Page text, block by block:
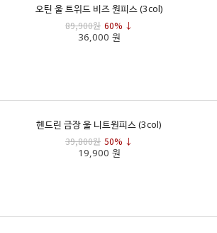
오틴 울 트위드 비즈 원피스 (3col)
89,900원 60% ↓
36,000 원
헨드린 금장 울 니트원피스 (3col)
39,800원 50% ↓
19,900 원